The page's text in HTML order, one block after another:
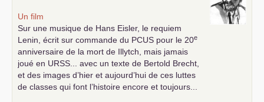
Un film
Sur une musique de Hans Eisler, le requiem
Lenin, écrit sur commande du PCUS pour le 20e
anniversaire de la mort de Illytch, mais jamais
joué en URSS... avec un texte de Bertold Brecht,
et des images d’hier et aujourd’hui de ces luttes
de classes qui font l’histoire encore et toujours...